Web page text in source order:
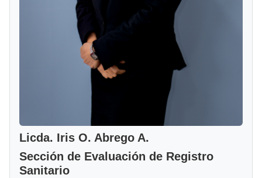
Licda. Iris O. Abrego A.
Sección de Evaluación de Registro
Sanitario